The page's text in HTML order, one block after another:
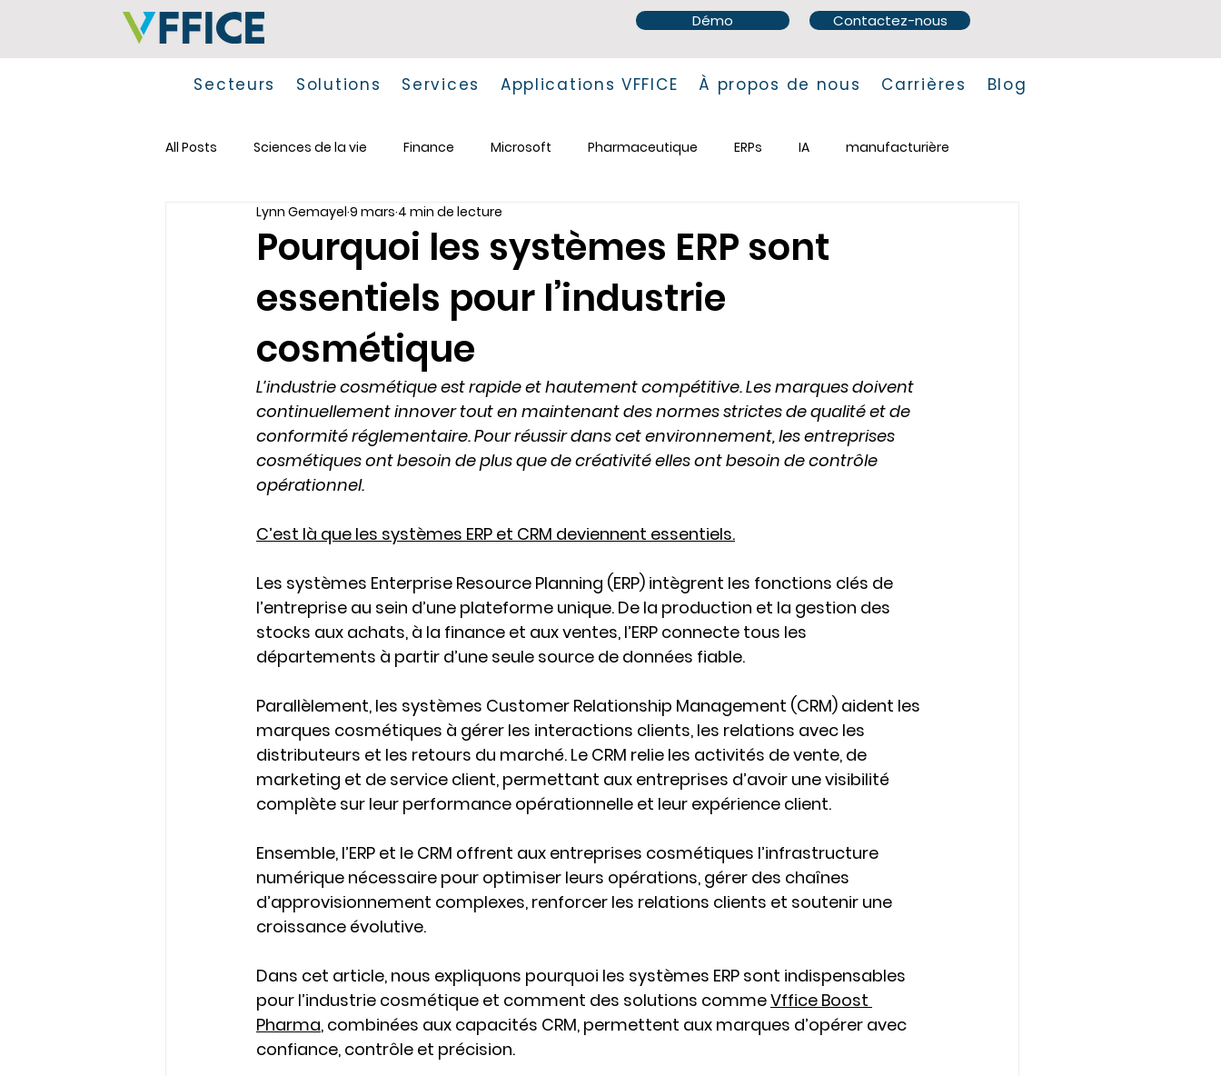
Démo Contactez-nous
Secteurs Solutions Services Applications VFFICE À propos de nous Carrières Blog
All Posts Sciences de la vie Finance Microsoft Pharmaceutique ERPs IA manufacturière
Fabrication
Pourquoi les systèmes ERP sont
essentiels pour l’industrie
cosmétique
Lynn Gemayel 9 mars 4 min de lecture
L’industrie cosmétique est rapide et hautement compétitive. Les marques doivent
continuellement innover tout en maintenant des normes strictes de qualité et de
conformité réglementaire. Pour réussir dans cet environnement, les entreprises
cosmétiques ont besoin de plus que de créativité elles ont besoin de contrôle
opérationnel.
C’est là que les systèmes ERP et CRM deviennent essentiels.
Les systèmes Enterprise Resource Planning (ERP) intègrent les fonctions clés de
l’entreprise au sein d’une plateforme unique. De la production et la gestion des
stocks aux achats, à la finance et aux ventes, l’ERP connecte tous les
départements à partir d’une seule source de données fiable.
Parallèlement, les systèmes Customer Relationship Management (CRM) aident les
marques cosmétiques à gérer les interactions clients, les relations avec les
distributeurs et les retours du marché. Le CRM relie les activités de vente, de
marketing et de service client, permettant aux entreprises d’avoir une visibilité
complète sur leur performance opérationnelle et leur expérience client.
Ensemble, l’ERP et le CRM offrent aux entreprises cosmétiques l’infrastructure
numérique nécessaire pour optimiser leurs opérations, gérer des chaînes
d’approvisionnement complexes, renforcer les relations clients et soutenir une
croissance évolutive.
Dans cet article, nous expliquons pourquoi les systèmes ERP sont indispensables
pour l’industrie cosmétique et comment des solutions comme Vffice Boost
Pharma, combinées aux capacités CRM, permettent aux marques d’opérer avec
confiance, contrôle et précision.